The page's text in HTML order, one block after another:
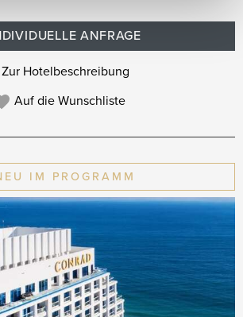
ANFRAGE
Zur Hotelbeschreibung
Auf die Wunschliste
IM PROGRAMM